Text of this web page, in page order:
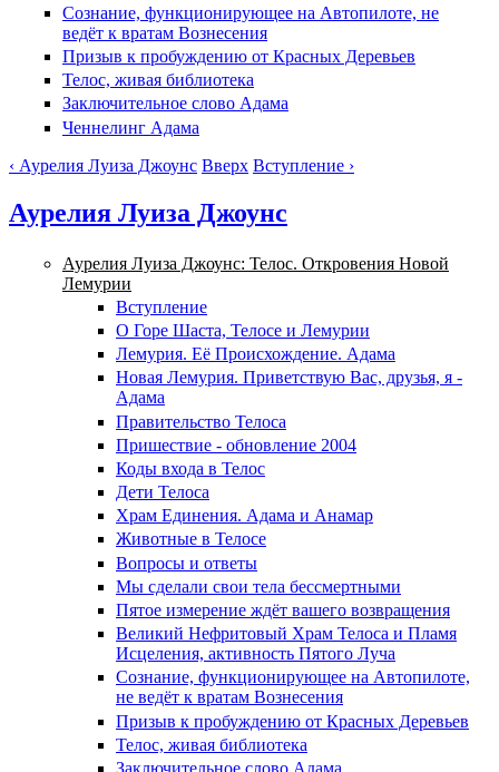
Сознание, функционирующее на Автопилоте, не
ведёт к вратам Вознесения
Призыв к пробуждению от Красных Деревьев
Телос, живая библиотека
Заключительное слово Адама
Ченнелинг Адама
‹ Аурелия Луиза Джоунс Вверх Вступление ›
Аурелия Луиза Джоунс
Аурелия Луиза Джоунс: Телос. Откровения Новой
Лемурии
Вступление
О Горе Шаста, Телосе и Лемурии
Лемурия. Её Происхождение. Адама
Новая Лемурия. Приветствую Вас, друзья, я -
Адама
Правительство Телоса
Пришествие - обновление 2004
Коды входа в Телос
Дети Телоса
Храм Единения. Адама и Анамар
Животные в Телосе
Вопросы и ответы
Мы сделали свои тела бессмертными
Пятое измерение ждёт вашего возвращения
Великий Нефритовый Храм Телоса и Пламя
Исцеления, активность Пятого Луча
Сознание, функционирующее на Автопилоте,
не ведёт к вратам Вознесения
Призыв к пробуждению от Красных Деревьев
Телос, живая библиотека
Заключительное слово Адама